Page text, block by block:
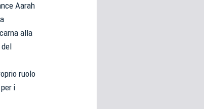
Aarah
alla
ruolo
i